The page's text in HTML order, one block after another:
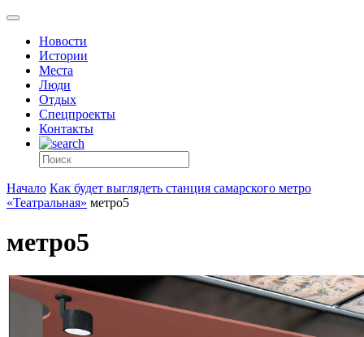
Новости
Истории
Места
Люди
Отдых
Спецпроекты
Контакты
Начало Как будет выглядеть станция самарского метро
«Театральная» метро5
метро5